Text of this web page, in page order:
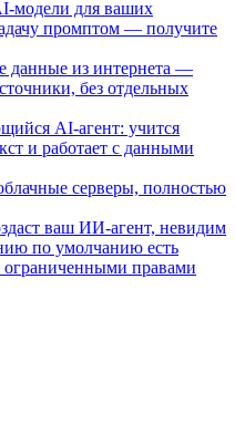
модели для ваших
промптом — получите
данные из интернета —
без отдельных
AI-агент: учится
и работает с данными
серверы, полностью
ваш ИИ-агент, невидим
по умолчанию есть
ограниченными правами